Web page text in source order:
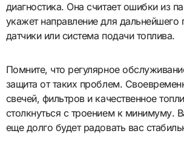
диагностика. Она считает ошибки из
укажет направление для дальнейшего
датчики или система подачи топлива.
Помните, что регулярное
защита от таких проблем.
свечей, фильтров и качественное
столкнуться с троением к минимуму.
еще долго будет радовать вас